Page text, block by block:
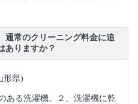
通常のクリーニング料金に追
ありますか？
形県)
ある洗濯機。２、洗濯機に乾